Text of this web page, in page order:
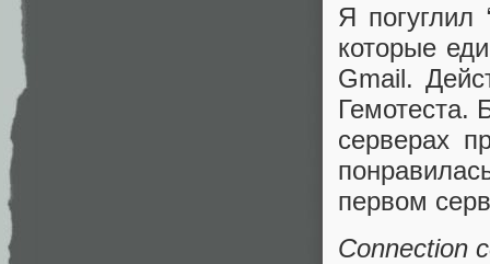
Я погуглил
которые
Gmail.
Гемотеста.
серверах
первом
Connection